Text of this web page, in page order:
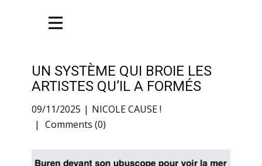
UN SYSTÈME QUI BROIE LES
ARTISTES QU’IL A FORMÉS
09/11/2025
NICOLE CAUSE !
Comments (0)